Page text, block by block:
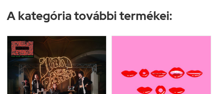
A kategória további termékei: